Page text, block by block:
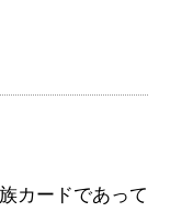
カードであって